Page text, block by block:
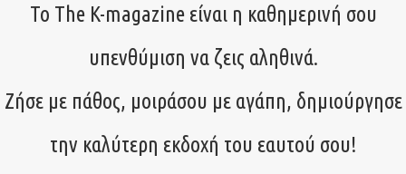
Το The K-magazine είναι η καθημερινή σου
υπενθύμιση να ζεις αληθινά.
Ζήσε με πάθος, μοιράσου με αγάπη, δημιούργησε
την καλύτερη εκδοχή του εαυτού σου!